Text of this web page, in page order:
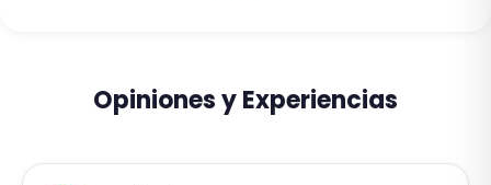
Opiniones y Experiencias